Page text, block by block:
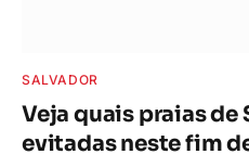
SALVADOR
Veja quais praias de
evitadas neste fim